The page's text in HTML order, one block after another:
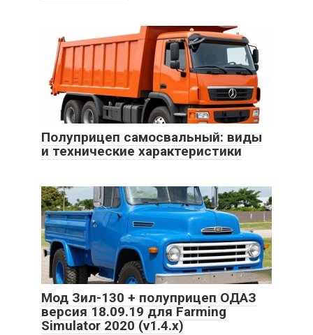
Полуприцеп самосвальный: виды
и технические характеристики
Мод Зил-130 + полуприцеп ОДАЗ
версия 18.09.19 для Farming
Simulator 2020 (v1.4.x)